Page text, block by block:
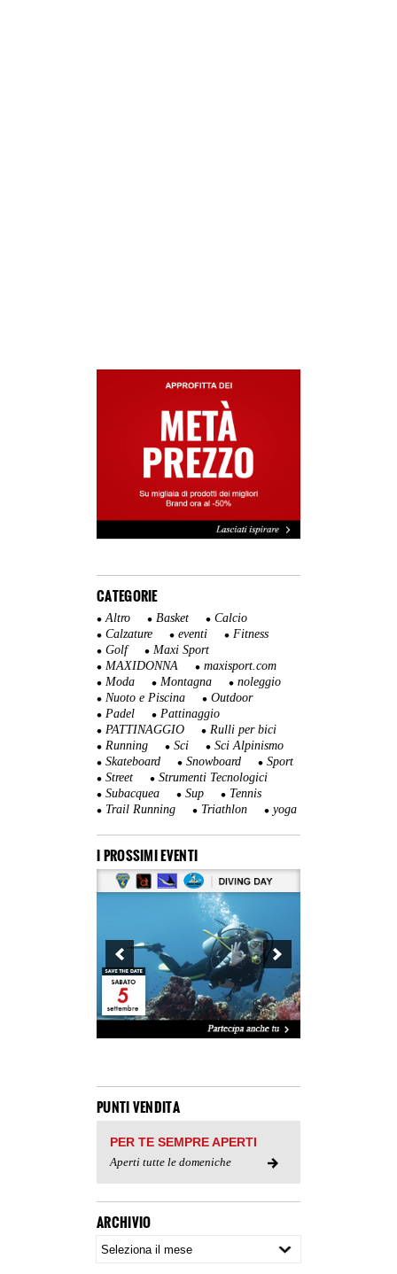
CATEGORIE
Altro Basket
Calcio
Calzature
eventi
Fitness
Golf
Maxi Sport
MAXIDONNA
maxisport.com
Moda
Montagna
noleggio
Nuoto e Piscina
Outdoor
Padel
Pattinaggio
PATTINAGGIO
Rulli per bici
Running
Sci
Sci Alpinismo
Skateboard
Snowboard
Sport
Street
Strumenti Tecnologici
Subacquea
Sup
Tennis
Trail Running
Triathlon yoga
I PROSSIMI EVENTI
PUNTI VENDITA
PER TE SEMPRE APERTI
Aperti tutte le domeniche
ARCHIVIO